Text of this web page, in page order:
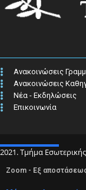
Ανακοινώσεις
Ανακοινώσεις
Νέα - Εκδηλώσεις
Επικοινωνία
2021. Τμήμα
Zoom - Εξ